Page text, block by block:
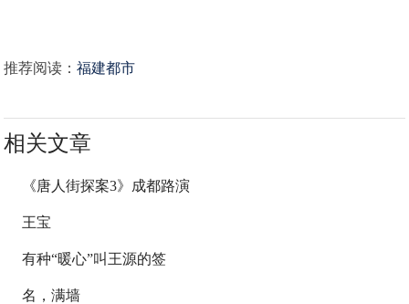
推荐阅读：福建都市
相关文章
《唐人街探案3》成都路演
王宝
有种“暖心”叫王源的签
名，满墙